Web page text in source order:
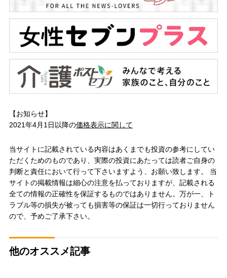
【お知らせ】
2021年4月1日以降の価格表示に関して
当サイトに記載されている内容はあくまでも投資の参考にしてい
ただくためのものであり、実際の投資にあたっては読者ご自身の
判断と責任において行って下さいますよう、お願い致します。 当
サイトの掲載情報は細心の注意を払っておりますが、記載される
全ての情報の正確性を保証するものではありません。万が一、ト
ラブル等の損失が被っても損害等の保証は一切行っておりません
ので、予めご了承下さい。
他のオススメ記事